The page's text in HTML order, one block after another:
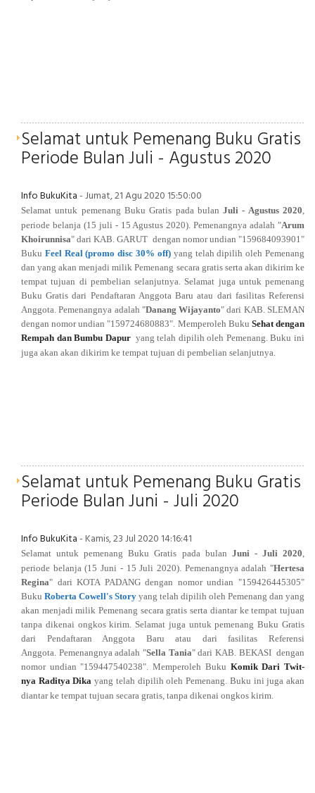
Selamat untuk Pemenang Buku Gratis
Periode Bulan Juli - Agustus 2020
Info BukuKita- Jumat, 21 Agu 2020 15:50:00
Selamat untuk pemenang Buku Gratis pada bulan Juli- Agustus 2020
periode belanja (15 juli - 15 Agustus 2020). Pemenangnya adalah "Arum
Khoirunnisa" dariKAB. GARUT dengan nomor undian "159684093901 "
Buku Feel Real (promo disc 30% off) yang telah dipilih oleh Pemenang
dan yang akan menjadi milik Pemenang secara gratis serta akan dikirim ke
tempat tujuan di pembelian selanjutnya.
Selamat juga untuk pemenang
Buku Gratis dari Pendaftaran Anggota Baru atau dari fasilitas Referensi
Anggota. Pemenangnya adalah "Danang Wijayanto" dari KAB. SLEMAN
dengan nomor undian "159724680883". Memperoleh Buku Sehat dengan
Rempah dan Bumbu Dapur yang telah dipilih oleh Pemenang. Buku ini
juga akan akan dikirim ke tempat tujuan di pembelian selanjutnya
Selamat untuk Pemenang Buku Gratis
Periode Bulan Juni - Juli 2020
Info BukuKita- Kamis, 23 Jul 2020 14:16:41
Selamat untuk pemenang Buku Gratis pada bulan Juni - Juli 2020
periode belanja (15 Juni - 15 Juli 2020). Pemenangnya adalah "Hertesa
Regina" dariKOTA PADANGdengan nomor undian "159426445305"
Buku Roberta Cowell's Story yang telah dipilih oleh Pemenang dan yang
akan menjadi milik Pemenang secara gratis serta diantar ke tempat tujuan
tanpa dikenai ongkos kirim.
Selamat juga untuk pemenang Buku Gratis
dari Pendaftaran Anggota Baru atau dari fasilitas Referensi
Anggota. Pemenangnya adalah "Sella Tania" dariKAB. BEKASI dengan
nomor undian "159447540238". Memperoleh Buku Komik Dari Twit-
nya Raditya Dika yang telah dipilih oleh Pemenang. Buku ini juga akan
diantar ke tempat tujuan secara gratis, tanpa dikenai ongkos kirim.